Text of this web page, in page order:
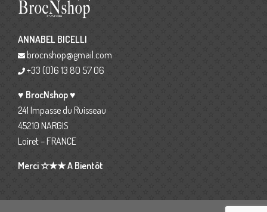
ANNABEL BICELLI
brocnshop@gmail.com
+33 (0)6 13 80 57 06
♥ BrocNshop ♥
241 Impasse du Ruisseau
45210 NARGIS
Loiret – FRANCE
Merci ☆★★ A Bientôt